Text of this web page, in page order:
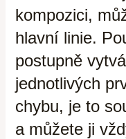
kompozici,
hlavní linie.
postupně
jednotlivých
chybu, je to
a můžete ji